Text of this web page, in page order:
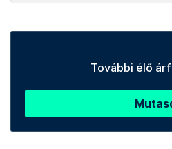
További élő